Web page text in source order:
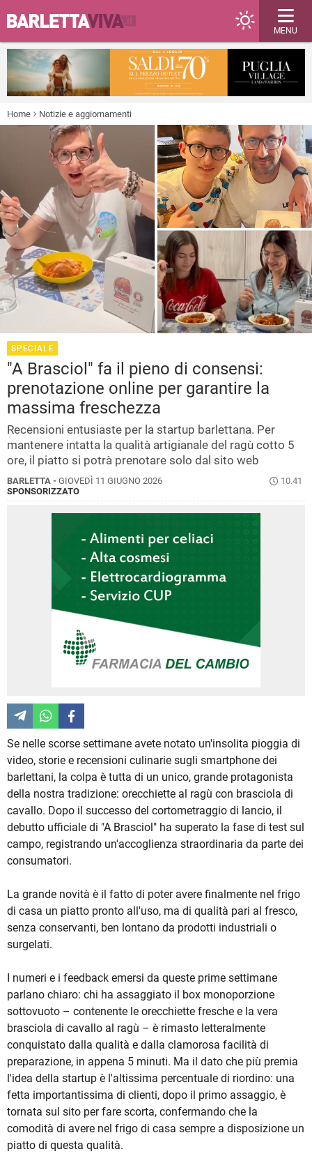
MENU
Home Notizie e aggiornamenti
SPECIALE
"A Brasciol" fa il pieno di consensi:
prenotazione online per garantire la
massima freschezza
Recensioni entusiaste per la startup barlettana. Per
mantenere intatta la qualità artigianale del ragù cotto 5
ore, il piatto si potrà prenotare solo dal sito web
BARLETTA - GIOVEDÌ 11 GIUGNO 2026
10.41
SPONSORIZZATO
Se nelle scorse settimane avete notato un'insolita pioggia di
video, storie e recensioni culinarie sugli smartphone dei
barlettani, la colpa è tutta di un unico, grande protagonista
della nostra tradizione: orecchiette al ragù con brasciola di
cavallo. Dopo il successo del cortometraggio di lancio, il
debutto ufficiale di "A Brasciol" ha superato la fase di test sul
campo, registrando un'accoglienza straordinaria da parte dei
consumatori.
La grande novità è il fatto di poter avere finalmente nel frigo
di casa un piatto pronto all'uso, ma di qualità pari al fresco,
senza conservanti, ben lontano da prodotti industriali o
surgelati.
I numeri e i feedback emersi da queste prime settimane
parlano chiaro: chi ha assaggiato il box monoporzione
sottovuoto – contenente le orecchiette fresche e la vera
brasciola di cavallo al ragù – è rimasto letteralmente
conquistato dalla qualità e dalla clamorosa facilità di
preparazione, in appena 5 minuti. Ma il dato che più premia
l'idea della startup è l'altissima percentuale di riordino: una
fetta importantissima di clienti, dopo il primo assaggio, è
tornata sul sito per fare scorta, confermando che la
comodità di avere nel frigo di casa sempre a disposizione un
piatto di questa qualità.